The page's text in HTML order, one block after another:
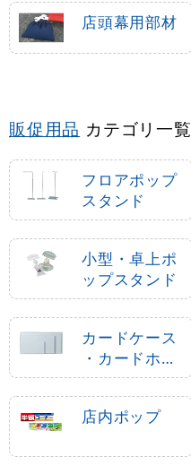
店頭幕用部材
販促用品 カテゴリ一覧
フロアポップ
スタンド
小型・卓上ポ
ップスタンド
カードケース
・カードホル
ダー
店内ポップ